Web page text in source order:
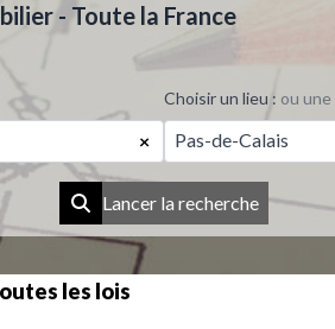
- Toute la France
×
Choisir un lieu : ou une
Pas-de-Calais
Lancer la recherche
les lois